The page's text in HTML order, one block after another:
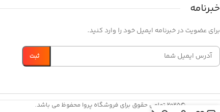
خبرنامه
برای عضویت در خبرنامه ایمیل خود را وارد کنید.
©2025 تمامی حقوق برای فروشگاه پروا محفوظ می باشد.